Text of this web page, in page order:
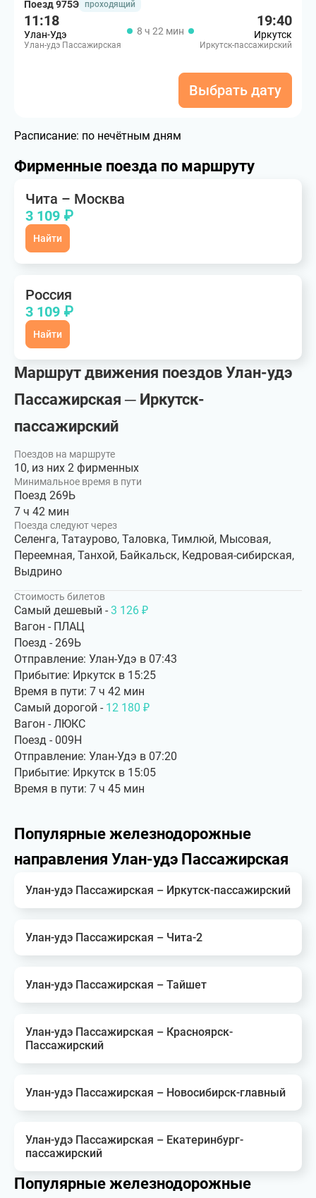
Поезд 975Э проходящий
11:18
Улан-Удэ
Улан-удэ Пассажирская
8 ч 22 мин
19:40
Иркутск
Иркутск-пассажирский
Выбрать дату
Расписание: по нечётным дням
Фирменные поезда по маршруту
Чита – Москва
3 109 ₽
Найти
Россия
3 109 ₽
Найти
Маршрут движения поездов Улан-удэ
Пассажирская ─ Иркутск-
пассажирский
Поездов на маршруте
10, из них 2 фирменных
Минимальное время в пути
Поезд 269Ь
7 ч 42 мин
Поезда следуют через
Селенга, Татаурово, Таловка, Тимлюй, Мысовая,
Переемная, Танхой, Байкальск, Кедровая-сибирская,
Выдрино
Стоимость билетов
Самый дешевый - 3 126 ₽
Вагон - ПЛАЦ
Поезд - 269Ь
Отправление: Улан-Удэ в 07:43
Прибытие: Иркутск в 15:25
Время в пути: 7 ч 42 мин
Самый дорогой - 12 180 ₽
Вагон - ЛЮКС
Поезд - 009Н
Отправление: Улан-Удэ в 07:20
Прибытие: Иркутск в 15:05
Время в пути: 7 ч 45 мин
Популярные железнодорожные
направления Улан-удэ Пассажирская
Улан-удэ Пассажирская – Иркутск-пассажирский
Улан-удэ Пассажирская – Чита-2
Улан-удэ Пассажирская – Тайшет
Улан-удэ Пассажирская – Красноярск-
Пассажирский
Улан-удэ Пассажирская – Новосибирск-главный
Улан-удэ Пассажирская – Екатеринбург-
пассажирский
Популярные железнодорожные